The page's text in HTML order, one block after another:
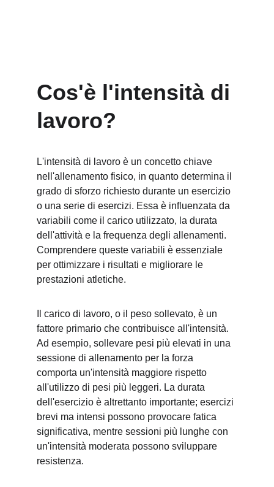
Cos'è l'intensità di
lavoro?
L'intensità di lavoro è un concetto chiave
nell'allenamento fisico, in quanto determina il
grado di sforzo richiesto durante un esercizio
o una serie di esercizi. Essa è influenzata da
variabili come il carico utilizzato, la durata
dell'attività e la frequenza degli allenamenti.
Comprendere queste variabili è essenziale
per ottimizzare i risultati e migliorare le
prestazioni atletiche.
Il carico di lavoro, o il peso sollevato, è un
fattore primario che contribuisce all'intensità.
Ad esempio, sollevare pesi più elevati in una
sessione di allenamento per la forza
comporta un'intensità maggiore rispetto
all'utilizzo di pesi più leggeri. La durata
dell'esercizio è altrettanto importante; esercizi
brevi ma intensi possono provocare fatica
significativa, mentre sessioni più lunghe con
un'intensità moderata possono sviluppare
resistenza.